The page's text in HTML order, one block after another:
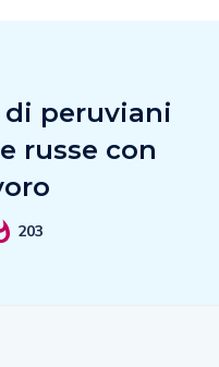
di peruviani
russe con
203